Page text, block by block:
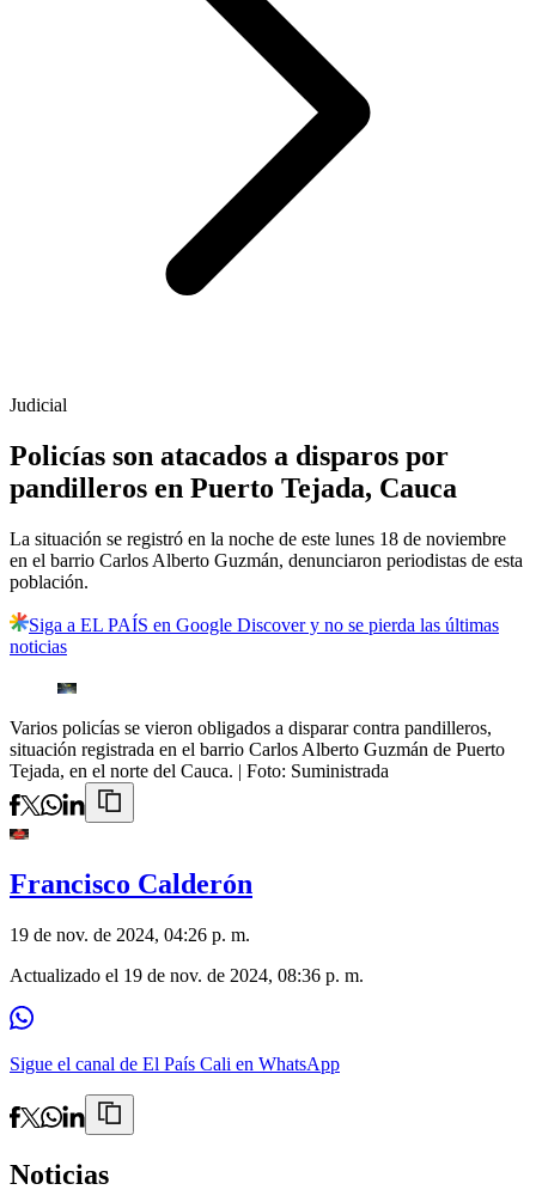
Judicial
Policías son atacados a disparos por
pandilleros en Puerto Tejada, Cauca
La situación se registró en la noche de este lunes 18 de noviembre
en el barrio Carlos Alberto Guzmán, denunciaron periodistas de esta
población.
Siga a EL PAÍS en Google Discover y no se pierda las últimas
noticias
Varios policías se vieron obligados a disparar contra pandilleros,
situación registrada en el barrio Carlos Alberto Guzmán de Puerto
Tejada, en el norte del Cauca. | Foto: Suministrada
Francisco Calderón
19 de nov. de 2024, 04:26 p. m.
Actualizado el 19 de nov. de 2024, 08:36 p. m.
Sigue el canal de El País Cali en WhatsApp
Noticias